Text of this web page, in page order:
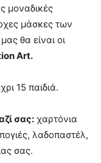
μοναδικές
μάσκες των
θα είναι οι
Art.
15 παιδιά.
σας: χαρτόνια
λαδοπαστέλ,
σας.